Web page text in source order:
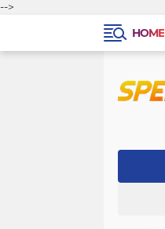
-->
HOME